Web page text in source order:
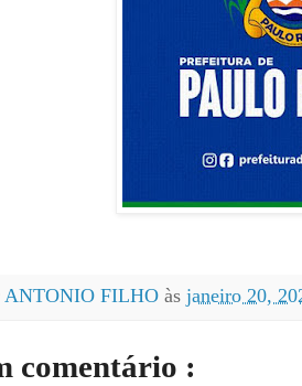
ANTONIO FILHO às janeiro 20,
comentário :